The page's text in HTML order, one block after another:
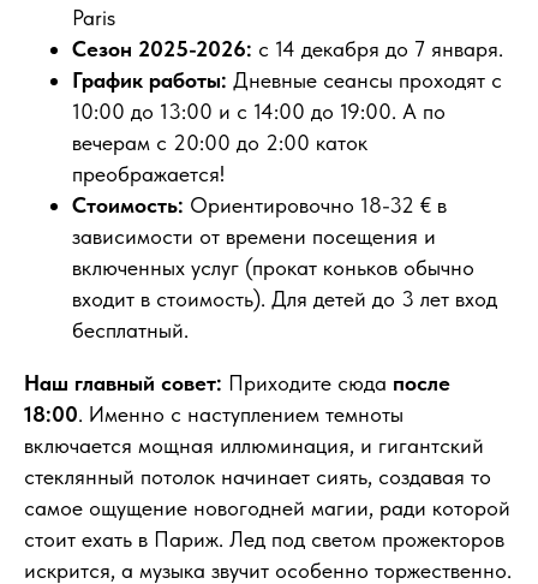
Paris
Сезон 2025-2026: с 14 декабря до 7 января.
График работы: Дневные сеансы проходят с
10:00 до 13:00 и с 14:00 до 19:00. А по
вечерам с 20:00 до 2:00 каток
преображается!
Стоимость: Ориентировочно 18-32 € в
зависимости от времени посещения и
включенных услуг (прокат коньков обычно
входит в стоимость). Для детей до 3 лет вход
бесплатный.
Наш главный совет: Приходите сюда после
18:00. Именно с наступлением темноты
включается мощная иллюминация, и гигантский
стеклянный потолок начинает сиять, создавая то
самое ощущение новогодней магии, ради которой
стоит ехать в Париж. Лед под светом прожекторов
искрится, а музыка звучит особенно торжественно.